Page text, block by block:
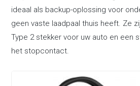
ideaal als backup-oplossing voor
geen vaste laadpaal thuis heeft. Ze
Type 2 stekker voor uw auto en een
het stopcontact.